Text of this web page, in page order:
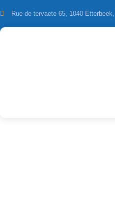
Rue de tervaete 65, 1040